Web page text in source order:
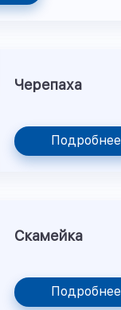
Черепаха
Подробнее
Скамейка
Подробнее